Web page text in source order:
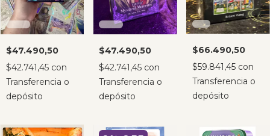
$47.490,50
$42.741,45 con
Transferencia o
depósito
$47.490,50
$42.741,45 con
Transferencia o
depósito
$66.490,50
$59.841,45 con
Transferencia o
depósito